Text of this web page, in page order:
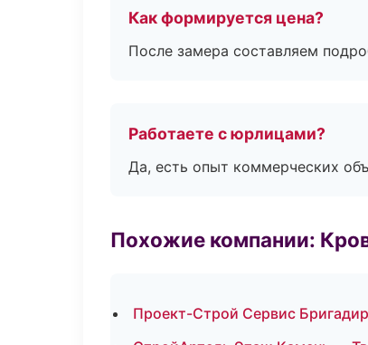
Как формируется цена?
После замера составляем
Работаете с юрлицами?
Да, есть опыт коммерческих
Похожие компании:
Проект-Строй Сервис